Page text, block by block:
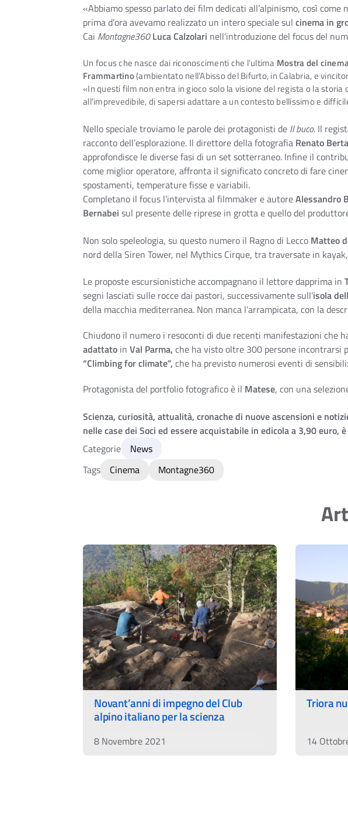
«Abbiamo spesso parlato dei film dedicati all’alpinismo, così
prima d’ora avevamo realizzato un intero speciale sul cinema in
Cai Montagne360 Luca Calzolari nell’introduzione del focus del
Un focus che nasce dai riconoscimenti che l’ultima Mostra del
Frammartino(ambientato nell’Abisso del Bifurto, in Calabria, e
«In questi film non entra in gioco solo la visione del regista o la
all’imprevedibile, di sapersi adattare a un contesto bellissimo e
Nello speciale troviamo le parole dei protagonisti de Il buco. Il
racconto dell’esplorazione. Il direttore della fotografia Renato Berta
approfondisce le diverse fasi di un set sotterraneo. Infine il
come miglior operatore, affronta il significato concreto di fare
spostamenti, temperature fisse e variabili.
Completano il focus l’intervista al filmmaker e autoreAlessandro
Bernabei sul presente delle riprese in grotta e quello del
Non solo speleologia, su questo numero il Ragno di Lecco Matteo
nord della Siren Tower, nel Mythics Cirque, tra traversate in
Le proposte escursionistiche accompagnano il lettore dapprima in
segni lasciati sulle rocce dai pastori, successivamente sull’isola
della macchia mediterranea. Non manca l’arrampicata, con la
Chiudono il numero i resoconti di due recenti manifestazioni che
adattato in Val Parma, che ha visto oltre 300 persone incontrarsi
“Climbing for climate”, che ha previsto numerosi eventi di
Protagonista del portfolio fotografico è il Matese, con una
Scienza, curiosità, attualità, cronache di nuove ascensioni e
nelle case dei Soci ed essere acquistabile in edicola a 3,90 euro,
Categorie
News
Tags
Cinema Montagne360
Novant’anni di impegno del Club
alpino italiano per la scienza
8 Novembre 2021
Triora
14